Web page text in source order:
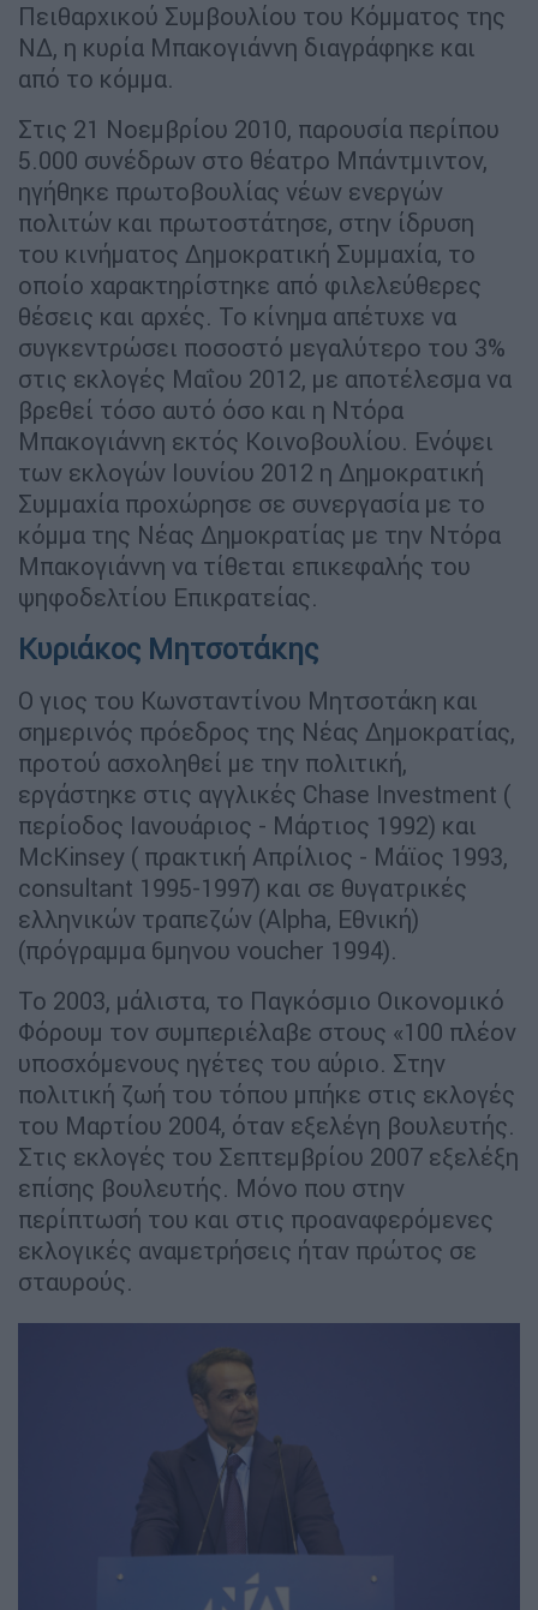
Πειθαρχικού Συμβουλίου του Κόμματος της
ΝΔ, η κυρία Μπακογιάννη διαγράφηκε και
από το κόμμα.
Στις 21 Νοεμβρίου 2010, παρουσία περίπου
5.000 συνέδρων στο θέατρο Μπάντμιντον,
ηγήθηκε πρωτοβουλίας νέων ενεργών
πολιτών και πρωτοστάτησε, στην ίδρυση
τoυ κινήματος Δημοκρατική Συμμαχία, το
οποίο χαρακτηρίστηκε από φιλελεύθερες
θέσεις και αρχές. Το κίνημα απέτυχε να
συγκεντρώσει ποσοστό μεγαλύτερο του 3%
στις εκλογές Μαΐου 2012, με αποτέλεσμα να
βρεθεί τόσο αυτό όσο και η Ντόρα
Μπακογιάννη εκτός Κοινοβουλίου. Ενόψει
των εκλογών Ιουνίου 2012 η Δημοκρατική
Συμμαχία προχώρησε σε συνεργασία με το
κόμμα της Νέας Δημοκρατίας με την Ντόρα
Μπακογιάννη να τίθεται επικεφαλής του
ψηφοδελτίου Επικρατείας.
Κυριάκος Μητσοτάκης
Ο γιος του Κωνσταντίνου Μητσοτάκη και
σημερινός πρόεδρος της Νέας Δημοκρατίας,
προτού ασχοληθεί με την πολιτική,
εργάστηκε στις αγγλικές Chase Investment (
περίοδος Ιανουάριος - Μάρτιος 1992) και
McKinsey ( πρακτική Απρίλιος - Μάϊος 1993,
consultant 1995-1997) και σε θυγατρικές
ελληνικών τραπεζών (Alpha, Εθνική)
(πρόγραμμα 6μηνου voucher 1994).
Το 2003, μάλιστα, το Παγκόσμιο Οικονομικό
Φόρουμ τον συμπεριέλαβε στους «100 πλέον
υποσχόμενους ηγέτες του αύριο. Στην
πολιτική ζωή του τόπου μπήκε στις εκλογές
του Μαρτίου 2004, όταν εξελέγη βουλευτής.
Στις εκλογές του Σεπτεμβρίου 2007 εξελέξη
επίσης βουλευτής. Μόνο που στην
περίπτωσή του και στις προαναφερόμενες
εκλογικές αναμετρήσεις ήταν πρώτος σε
σταυρούς.